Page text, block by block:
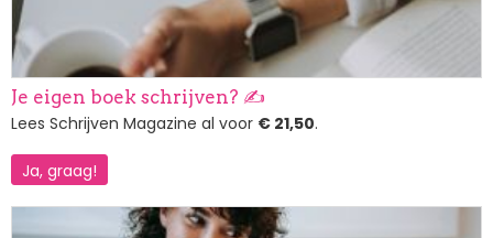
Je eigen boek schrijven? ✍️
Lees Schrijven Magazine al voor € 21,50.
Ja, graag!